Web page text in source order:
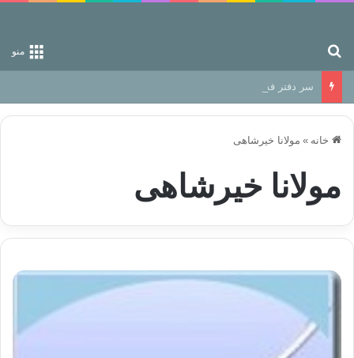
منو
سر دفتر فساد در زمین‌، دوری وکناره‌گیری از راه خداست‌!
خانه » مولانا خیرشاهی
مولانا خیرشاهی